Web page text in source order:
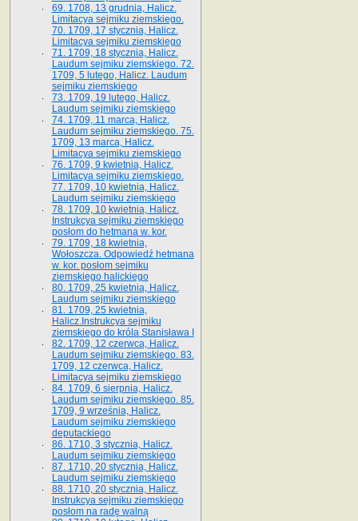
69. 1708, 13 grudnia, Halicz.
Limitacya sejmiku ziemskiego.
70. 1709, 17 stycznia, Halicz.
Limitacya sejmiku ziemskiego
71. 1709, 18 stycznia, Halicz.
Laudum sejmiku ziemskiego. 72.
1709, 5 lutego, Halicz. Laudum
sejmiku ziemskiego
73. 1709, 19 lutego, Halicz.
Laudum sejmiku ziemskiego
74. 1709, 11 marca, Halicz.
Laudum sejmiku ziemskiego. 75.
1709, 13 marca, Halicz.
Limitacya sejmiku ziemskiego
76. 1709, 9 kwietnia, Halicz.
Limitacya sejmiku ziemskiego.
77. 1709, 10 kwietnia, Halicz.
Laudum sejmiku ziemskiego
78. 1709, 10 kwietnia, Halicz.
Instrukcya sejmiku ziemskiego
posłom do hetmana w. kor.
79. 1709, 18 kwietnia,
Wołoszcza. Odpowiedź hetmana
w. kor. posłom sejmiku
ziemskiego halickiego
80. 1709, 25 kwietnia, Halicz.
Laudum sejmiku ziemskiego
81. 1709, 25 kwietnia,
Halicz.Instrukcya sejmiku
ziemskiego do króla Stanisława I
82. 1709, 12 czerwca, Halicz.
Laudum sejmiku ziemskiego. 83.
1709, 12 czerwca, Halicz.
Limitacya sejmiku ziemskiego
84. 1709, 6 sierpnia, Halicz.
Laudum sejmiku ziemskiego. 85.
1709, 9 września, Halicz.
Laudum sejmiku ziemskiego
deputackiego
86. 1710, 3 stycznia, Halicz.
Laudum sejmiku ziemskiego
87. 1710, 20 stycznia, Halicz.
Laudum sejmiku ziemskiego
88. 1710, 20 stycznia, Halicz.
Instrukcya sejmiku ziemskiego
posłom na radę walną